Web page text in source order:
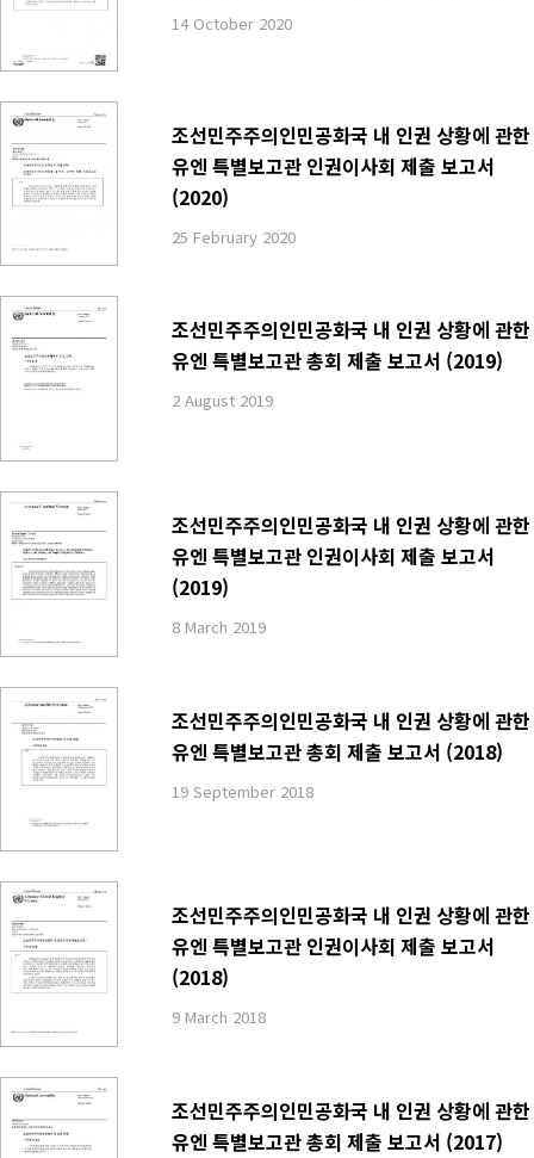
14 October 2020
조선민주주의인민공화국 내 인권 상황에 관한
유엔 특별보고관 인권이사회 제출 보고서
(2020)
25 February 2020
조선민주주의인민공화국 내 인권 상황에 관한
유엔 특별보고관 총회 제출 보고서 (2019)
2 August 2019
조선민주주의인민공화국 내 인권 상황에 관한
유엔 특별보고관 인권이사회 제출 보고서
(2019)
8 March 2019
조선민주주의인민공화국 내 인권 상황에 관한
유엔 특별보고관 총회 제출 보고서 (2018)
19 September 2018
조선민주주의인민공화국 내 인권 상황에 관한
유엔 특별보고관 인권이사회 제출 보고서
(2018)
9 March 2018
조선민주주의인민공화국 내 인권 상황에 관한
유엔 특별보고관 총회 제출 보고서 (2017)